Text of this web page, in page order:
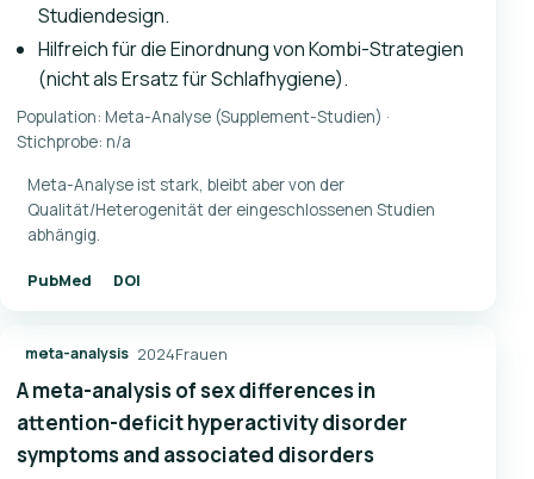
Studiendesign.
Hilfreich für die Einordnung von Kombi-Strategien
(nicht als Ersatz für Schlafhygiene).
Population: Meta-Analyse (Supplement-Studien) ·
Stichprobe: n/a
Meta-Analyse ist stark, bleibt aber von der
Qualität/Heterogenität der eingeschlossenen Studien
abhängig.
PubMed DOI
meta-analysis 2024Frauen
A meta-analysis of sex differences in
attention-deficit hyperactivity disorder
symptoms and associated disorders